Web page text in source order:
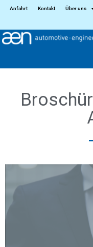
Anfahrt Kontakt Über uns